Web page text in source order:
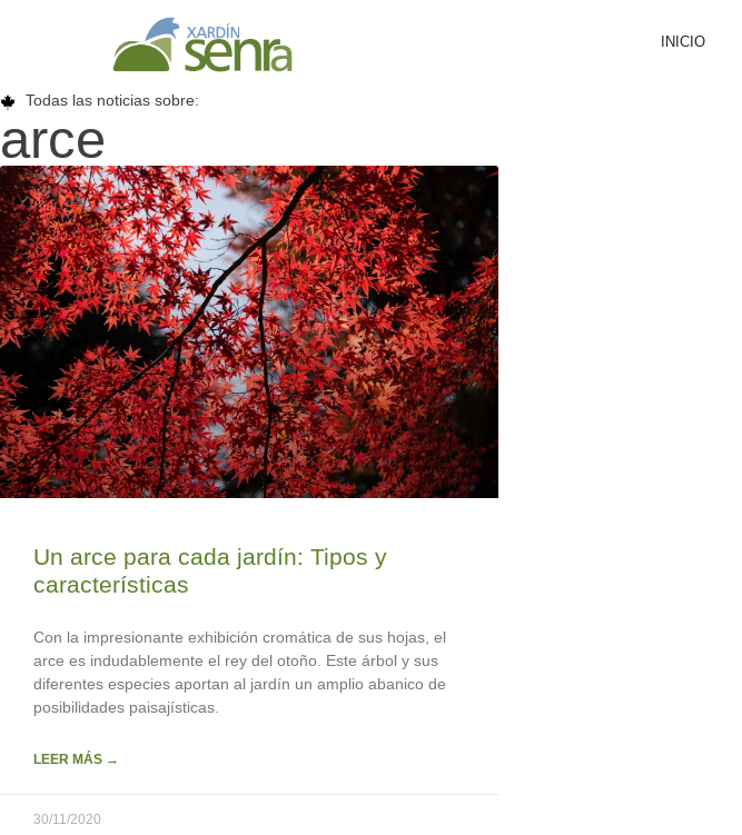
INICIO
Todas las noticias sobre:
arce
Un arce para cada jardín: Tipos y
características
Con la impresionante exhibición cromática de sus hojas, el
arce es indudablemente el rey del otoño. Este árbol y sus
diferentes especies aportan al jardín un amplio abanico de
posibilidades paisajísticas.
LEER MÁS →
30/11/2020